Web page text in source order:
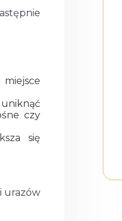
czy
się
urazów